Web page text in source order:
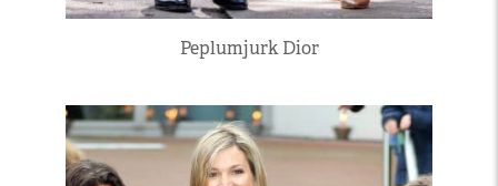
Peplumjurk Dior